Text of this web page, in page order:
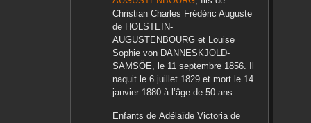
Christian Charles Frédéric Auguste
de HOLSTEIN-
AUGUSTENBOURGet Louise
Sophievon DANNESKJOLD-
SAMSÖE, le 11 septembre 1856. Il
naquit le 6 juillet 1829et mort le 14
janvier 1880à l’âge de 50 ans.
Enfants de Adélaïde Victoriade